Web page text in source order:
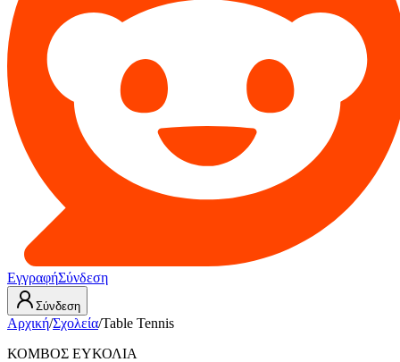
ΕγγραφήΣύνδεση
Σύνδεση
Αρχική/Σχολεία/Table Tennis
ΚΟΜΒΟΣ ΕΥΚΟΛΙΑ